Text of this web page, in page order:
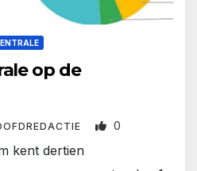
op de
0
kent dertien